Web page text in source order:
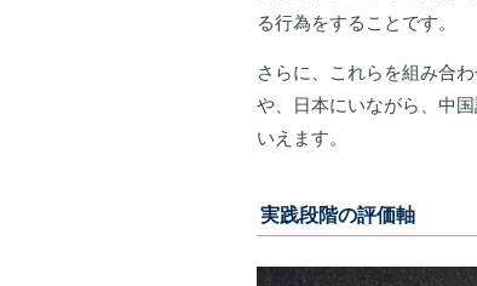
る行為をすることです。
さらに、これらを組み合
や、日本にいながら、中
いえます。
実践段階の評価軸